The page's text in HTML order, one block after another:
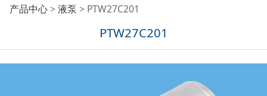
PTW27C201
产品中心> 液泵 > PTW27C201
PTW27C201